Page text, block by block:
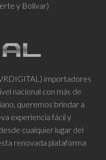
y Bolívar)
importadores
nacional con más de
queremos brindar a
experiencia fácil y
cualquier lugar del
renovada plataforma